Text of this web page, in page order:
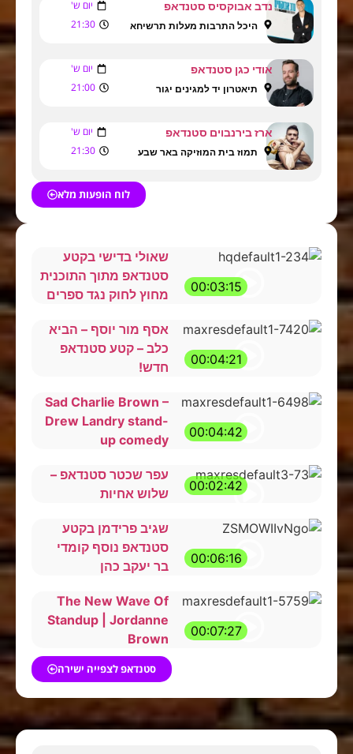
נדב אבוקסיס סטנדאפ יום ש'
היכל התרבות מעלות תרשיחא 21:30
אודי כגן סטנדאפ יום ש'
תיאטרון יד למגינים יגור 21:00
ארז בירנבוים סטנדאפ יום ש'
תמוז בית המוזיקה באר שבע 21:30
לוח הופעות מלא
00:03:15
שאולי בדישי בקטע
סטנדאפ מתוך התוכנית
מחוץ לחוק נגד ספרים
00:04:21
אסף מור יוסף – הביא
כלב – קטע סטנדאפ
חדש!
00:04:42
Sad Charlie Brown –
Drew Landry stand-
up comedy
00:02:42
עפר שכטר סטנדאפ –
שלוש אחיות
00:06:16
שגיב פרידמן בקטע
סטנדאפ נוסף קומדי
בר יעקב כהן
00:07:27
The New Wave Of
Standup | Jordanne
Brown
סטנדאפ לצפייה ישירה